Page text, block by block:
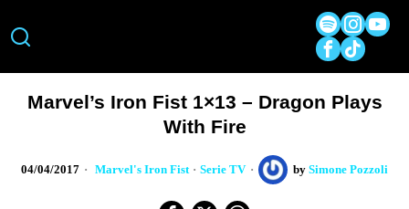
Marvel’s Iron Fist 1×13 – Dragon Plays
With Fire
04/04/2017 Marvel's Iron Fist · Serie TV by Simone Pozzoli